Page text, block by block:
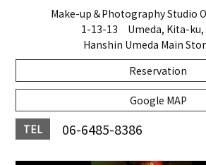
Make-up＆Photography Studio
1-13-13 Umeda, Kita-ku,
Hanshin Umeda Main
Reservation
Google MAP
TEL 06-6485-8386